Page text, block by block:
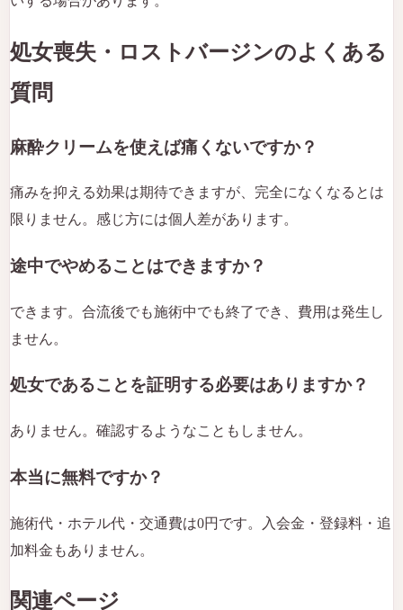
処女喪失・ロストバージンのよくある
質問
麻酔クリームを使えば痛くないですか？
痛みを抑える効果は期待できますが、完全になくなるとは
限りません。感じ方には個人差があります。
途中でやめることはできますか？
できます。合流後でも施術中でも終了でき、費用は発生し
ません。
処女であることを証明する必要はありますか？
ありません。確認するようなこともしません。
本当に無料ですか？
施術代・ホテル代・交通費は0円です。入会金・登録料・追
加料金もありません。
関連ページ